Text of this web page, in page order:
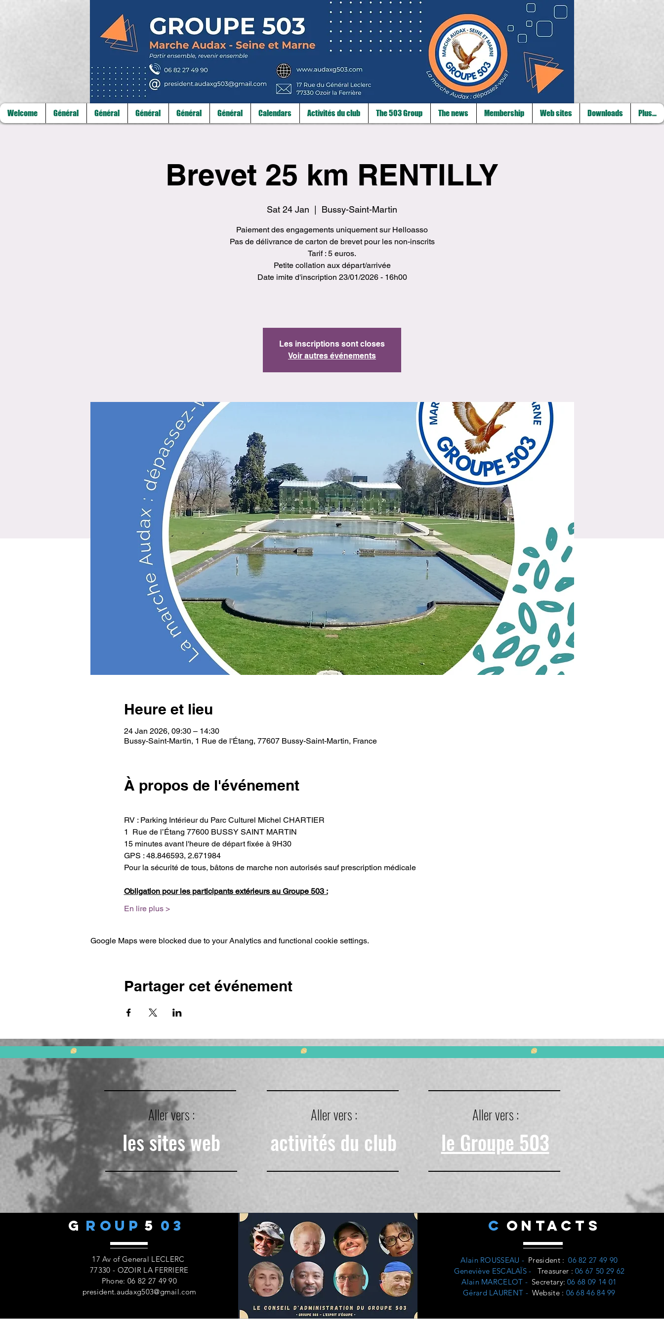
Welcome Général Général Général Général Général Calendars Activités du club The 503 Group The news Membership Web sites Downloads Plus...
Brevet 25 km RENTILLY
Sat 24 Jan Bussy-Saint-Martin
Paiement des engagements uniquement sur Helloasso
Pas de délivrance de carton de brevet pour les non-inscrits
Tarif : 5 euros.
Petite collation aux départ/arrivée
Date imite d'inscription 23/01/2026 - 16h00
Les inscriptions sont closes
Voir autres événements
Heure et lieu
24 Jan 2026, 09:30 – 14:30
Bussy-Saint-Martin, 1 Rue de l'Étang, 77607 Bussy-Saint-Martin, France
À propos de l'événement
RV : Parking Intérieur du Parc Culturel Michel CHARTIER
1  Rue de l’Étang 77600 BUSSY SAINT MARTIN
15 minutes avant l'heure de départ fixée à 9H30
GPS : 48.846593, 2.671984
Pour la sécurité de tous, bâtons de marche non autorisés sauf prescription médicale
Obligation pour les participants extérieurs au Groupe 503 :
En lire plus >
Google Maps were blocked due to your Analytics and functional cookie settings.
Partager cet événement
Aller vers :
les sites web
Aller vers :
activités du club
Aller vers :
le Groupe 503
G ROUP 5 03
17 Av of General LECLERC
77330 - OZOIR LA FERRIERE
Phone: 06 82 27 49 90
president.audaxg503@gmail.com
C ONTACTS
Alain ROUSSEAU - President : 06 82 27 49 90
Geneviève ESCALAÏS -
Treasurer : 06 67 50 29 62
Alain MARCELOT - Secretary: 06 68 09 14 01
Gérard LAURENT - Website : 06 68 46 84 99